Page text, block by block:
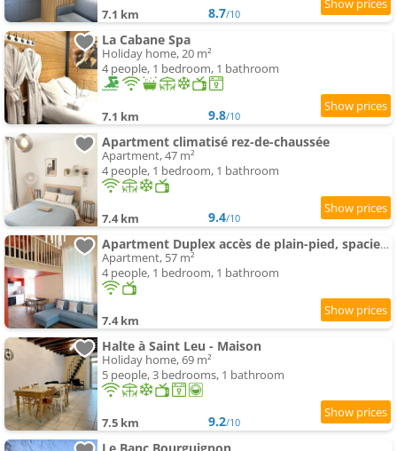
7.1 km 8.7/10
La Cabane Spa
Holiday home, 20 m²
4 people, 1 bedroom, 1 bathroom
7.1 km 9.8/10
Apartment climatisé rez-de-chaussée
Apartment, 47 m²
4 people, 1 bedroom, 1 bathroom
7.4 km 9.4/10
Apartment Duplex accès de plain-pied, spacieux lumineux
Apartment, 57 m²
4 people, 1 bedroom, 1 bathroom
7.4 km
Halte à Saint Leu - Maison
Holiday home, 69 m²
5 people, 3 bedrooms, 1 bathroom
7.5 km 9.2/10